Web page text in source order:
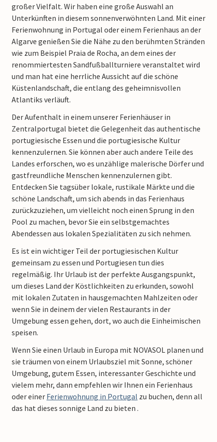
großer Vielfalt. Wir haben eine große Auswahl an
Unterkünften in diesem sonnenverwöhnten Land. Mit einer
Ferienwohnung in Portugal oder einem Ferienhaus an der
Algarve genießen Sie die Nähe zu den berühmten Stränden
wie zum Beispiel Praia de Rocha, an dem eines der
renommiertesten Sandfußballturniere veranstaltet wird
und man hat eine herrliche Aussicht auf die schöne
Küstenlandschaft, die entlang des geheimnisvollen
Atlantiks verläuft.
Der Aufenthalt in einem unserer Ferienhäuser in
Zentralportugal bietet die Gelegenheit das authentische
portugiesische Essen und die portugiesische Kultur
kennenzulernen. Sie können aber auch andere Teile des
Landes erforschen, wo es unzählige malerische Dörfer und
gastfreundliche Menschen kennenzulernen gibt.
Entdecken Sie tagsüber lokale, rustikale Märkte und die
schöne Landschaft, um sich abends in das Ferienhaus
zurückzuziehen, um vielleicht noch einen Sprung in den
Pool zu machen, bevor Sie ein selbstgemachtes
Abendessen aus lokalen Spezialitäten zu sich nehmen.
Es ist ein wichtiger Teil der portugiesischen Kultur
gemeinsam zu essen und Portugiesen tun dies
regelmäßig. Ihr Urlaub ist der perfekte Ausgangspunkt,
um dieses Land der Köstlichkeiten zu erkunden, sowohl
mit lokalen Zutaten in hausgemachten Mahlzeiten oder
wenn Sie in deinem der vielen Restaurants in der
Umgebung essen gehen, dort, wo auch die Einheimischen
speisen.
Wenn Sie einen Urlaub in Europa mit NOVASOL planen und
sie träumen von einem Urlaubsziel mit Sonne, schöner
Umgebung, gutem Essen, interessanter Geschichte und
vielem mehr, dann empfehlen wir Ihnen ein Ferienhaus
oder einer Ferienwohnung in Portugal zu buchen, denn all
das hat dieses sonnige Land zu bieten .